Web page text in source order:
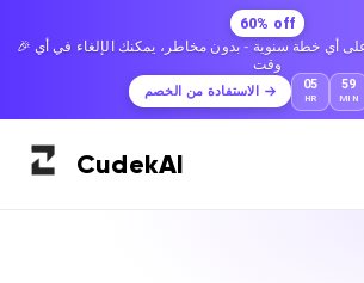
60% off
🎉 احصل على 7 أشهر مجانًا على أي خطة سنوية - بدون مخاطر، يمكنك الإلغاء في أي
وقت
الاستفادة من الخصم 05
HR
59
MIN
CudekAI